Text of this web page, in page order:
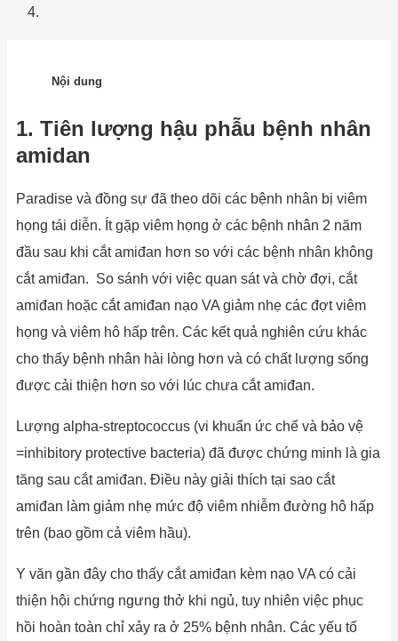
Nội dung
1. Tiên lượng hậu phẫu bệnh nhân
amidan
Paradise và đồng sự đã theo dõi các bệnh nhân bị viêm
họng tái diễn. Ít gặp viêm họng ở các bệnh nhân 2 năm
đầu sau khi cắt amiđan hơn so với các bệnh nhân không
cắt amiđan. So sánh với việc quan sát và chờ đợi, cắt
amiđan hoặc cắt amiđan nạo VA giảm nhẹ các đợt viêm
họng và viêm hô hấp trên. Các kết quả nghiên cứu khác
cho thấy bệnh nhân hài lòng hơn và có chất lượng sống
được cải thiện hơn so với lúc chưa cắt amiđan.
Lượng alpha-streptococcus (vi khuẩn ức chế và bảo vệ
=inhibitory protective bacteria) đã được chứng minh là gia
tăng sau cắt amiđan. Điều này giải thích tại sao cắt
amiđan làm giảm nhẹ mức độ viêm nhiễm đường hô hấp
trên (bao gồm cả viêm hầu).
Y văn gần đây cho thấy cắt amiđan kèm nạo VA có cải
thiện hội chứng ngưng thở khi ngủ, tuy nhiên việc phục
hồi hoàn toàn chỉ xảy ra ở 25% bệnh nhân. Các yếu tố